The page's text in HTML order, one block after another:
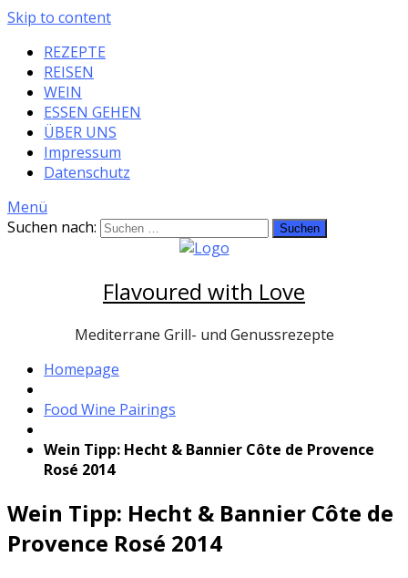
Skip to content
REZEPTE
REISEN
WEIN
ESSEN GEHEN
ÜBER UNS
Impressum
Datenschutz
Menü
Suchen nach:
Flavoured with Love
Mediterrane Grill- und Genussrezepte
Homepage
Food Wine Pairings
Wein Tipp: Hecht & Bannier Côte de Provence
Rosé 2014
Wein Tipp: Hecht & Bannier Côte de
Provence Rosé 2014